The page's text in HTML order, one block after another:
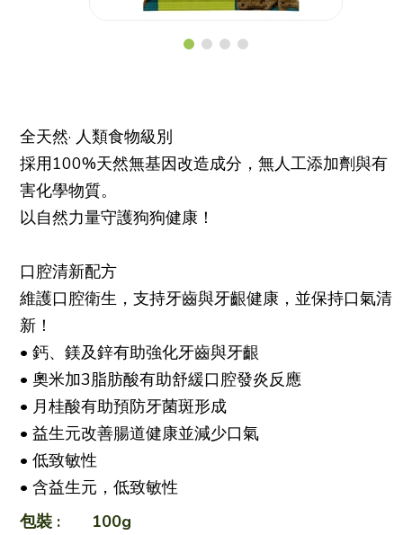
關於我們
全天然· 人類食物級別
採用100%天然無基因改造成分，無人工添加劑與有
害化學物質。
以自然力量守護狗狗健康！
口腔清新配方
維護口腔衛生，支持牙齒與牙齦健康，並保持口氣清
新！
• 鈣、鎂及鋅有助強化牙齒與牙齦
• 奧米加3脂肪酸有助舒緩口腔發炎反應
• 月桂酸有助預防牙菌斑形成
• 益生元改善腸道健康並減少口氣
• 低致敏性
• 含益生元，低致敏性
包裝 :
100g